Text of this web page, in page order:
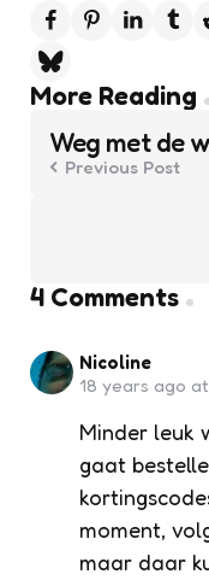
More Reading
Post
navigation
Weg met de
Previous Post
4 Comments
Nicoline
18 years ago
Minder leuk
gaat
moment,
maar daar